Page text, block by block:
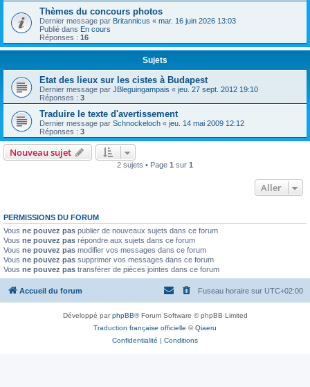
Thèmes du concours photos
Dernier message par Britannicus « mar. 16 juin 2026 13:03
Publié dans En cours
Réponses : 16
Sujets
Etat des lieux sur les cistes à Budapest
Dernier message par JBleguingampais « jeu. 27 sept. 2012 19:10
Réponses : 3
Traduire le texte d'avertissement
Dernier message par Schnockeloch « jeu. 14 mai 2009 12:12
Réponses : 3
Nouveau sujet
2 sujets • Page 1 sur 1
Aller
PERMISSIONS DU FORUM
Vous ne pouvez pas publier de nouveaux sujets dans ce forum
Vous ne pouvez pas répondre aux sujets dans ce forum
Vous ne pouvez pas modifier vos messages dans ce forum
Vous ne pouvez pas supprimer vos messages dans ce forum
Vous ne pouvez pas transférer de pièces jointes dans ce forum
Accueil du forum Fuseau horaire sur UTC+02:00
Développé parphpBB® Forum Software © phpBB Limited
Traduction française officielle ©Qiaeru
Confidentialité | Conditions